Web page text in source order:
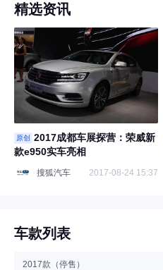
精选资讯
原创
2017成都车展探营：荣威新
款e950实车亮相
搜狐汽车 2017-08-24 15:37
车款列表
2017款（停售）